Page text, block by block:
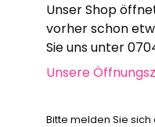
Unser Shop
vorher schon
Sie uns unter
Unsere
Bitte melden Sie sich